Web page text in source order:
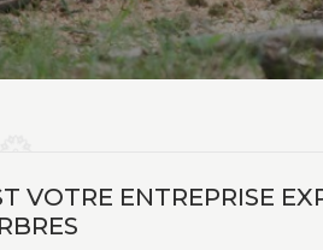
VOTRE ENTREPRISE